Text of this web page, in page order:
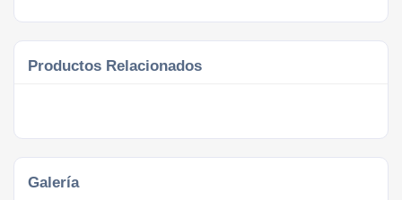
Productos Relacionados
Galería